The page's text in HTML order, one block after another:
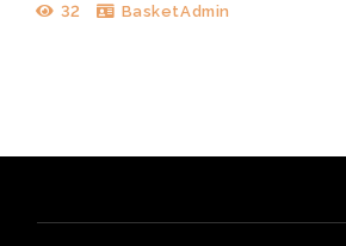
32 BasketAdmin